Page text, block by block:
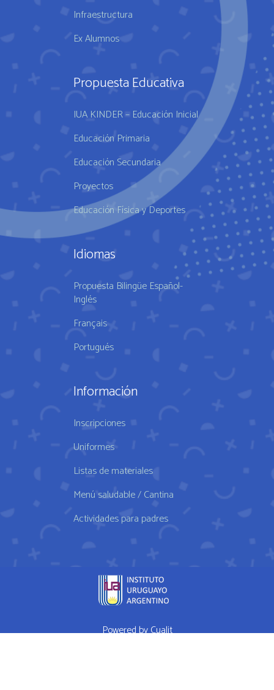
Infraestructura
Ex Alumnos
Propuesta Educativa
IUA KINDER – Educación Inicial
Educación Primaria
Educación Secundaria
Proyectos
Educación Física y Deportes
Idiomas
Propuesta Bilingüe Español-
Inglés
Français
Portugués
Información
Inscripciones
Uniformes
Listas de materiales
Menú saludable / Cantina
Actividades para padres
Powered byCualit